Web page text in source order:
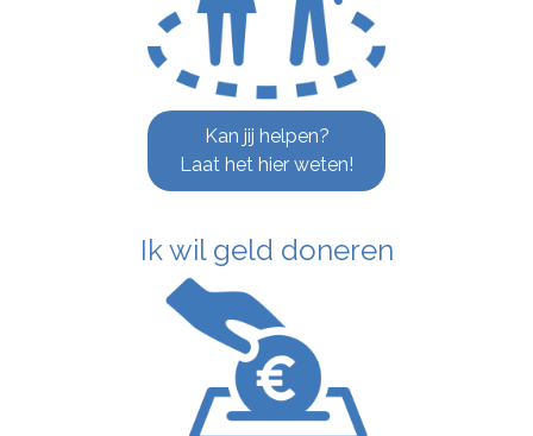
Kan jij helpen?
Laat het hier weten!
Ik wil geld doneren